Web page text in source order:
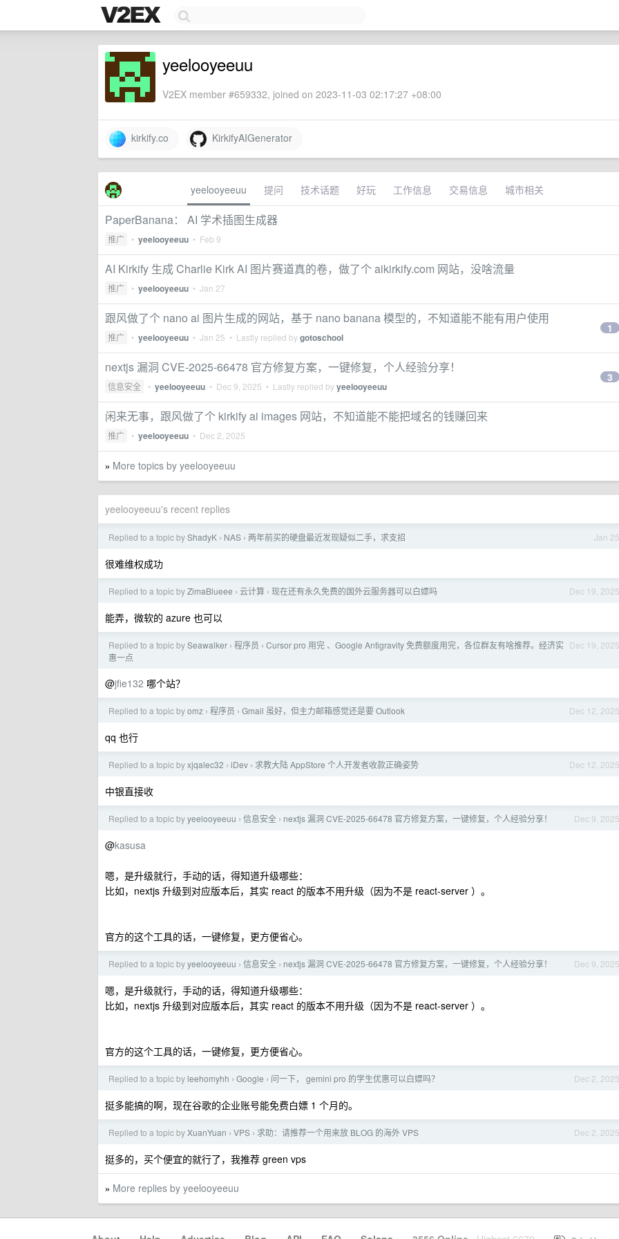
yeelooyeeuu
V2EX member #659332, joined on 2023-11-03 02:17:27 +08:00
kirkify.co KirkifyAIGenerator
yeelooyeeuu 提问 技术话题 好玩 工作信息 交易信息 城市相关
PaperBanana： AI 学术插图生成器
推广 • yeelooyeeuu • Feb 9
AI Kirkify 生成 Charlie Kirk AI 图片赛道真的卷，做了个 aikirkify.com 网站，没啥流量
推广 • yeelooyeeuu • Jan 27
跟风做了个 nano ai 图片生成的网站，基于 nano banana 模型的，不知道能不能有用户使用
推广 • yeelooyeeuu • Jan 25 • Lastly replied bygotoschool
1
nextjs 漏洞 CVE-2025-66478 官方修复方案，一键修复，个人经验分享！
信息安全 • yeelooyeeuu • Dec 9, 2025 • Lastly replied byyeelooyeeuu
3
闲来无事，跟风做了个 kirkify ai images 网站，不知道能不能把域名的钱赚回来
推广 • yeelooyeeuu • Dec 2, 2025
» More topics by yeelooyeeuu
yeelooyeeuu's recent replies
Jan 25
Replied to a topic byShadyK › NAS › 两年前买的硬盘最近发现疑似二手，求支招
很难维权成功
Dec 19, 2025
Replied to a topic byZimaBlueee › 云计算 › 现在还有永久免费的国外云服务器可以白嫖吗
能弄，微软的 azure 也可以
Dec 19, 2025
Replied to a topic bySeawalker › 程序员 › Cursor pro 用完 、Google Antigravity 免费额度用完，各位群友有啥推荐。经济实
惠一点
@jfie132 哪个站？
Dec 12, 2025
Replied to a topic byomz › 程序员 › Gmail 虽好，但主力邮箱感觉还是要 Outlook
qq 也行
Dec 12, 2025
Replied to a topic byxjqalec32 › iDev › 求教大陆 AppStore 个人开发者收款正确姿势
中银直接收
Dec 9, 2025
Replied to a topic byyeelooyeeuu › 信息安全 › nextjs 漏洞 CVE-2025-66478 官方修复方案，一键修复，个人经验分享！
@kasusa
嗯，是升级就行，手动的话，得知道升级哪些：
比如，nextjs 升级到对应版本后，其实 react 的版本不用升级（因为不是 react-server ）。
官方的这个工具的话，一键修复，更方便省心。
Dec 9, 2025
Replied to a topic byyeelooyeeuu › 信息安全 › nextjs 漏洞 CVE-2025-66478 官方修复方案，一键修复，个人经验分享！
嗯，是升级就行，手动的话，得知道升级哪些：
比如，nextjs 升级到对应版本后，其实 react 的版本不用升级（因为不是 react-server ）。
官方的这个工具的话，一键修复，更方便省心。
Dec 2, 2025
Replied to a topic by leehomyhh › Google › 问一下， gemini pro 的学生优惠可以白嫖吗？
挺多能搞的啊，现在谷歌的企业账号能免费白嫖 1 个月的。
Dec 2, 2025
Replied to a topic byXuanYuan › VPS › 求助：请推荐一个用来放 BLOG 的海外 VPS
挺多的，买个便宜的就行了，我推荐 green vps
» More replies by yeelooyeeuu